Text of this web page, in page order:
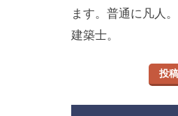
ます。普通に凡人
建築士。
投